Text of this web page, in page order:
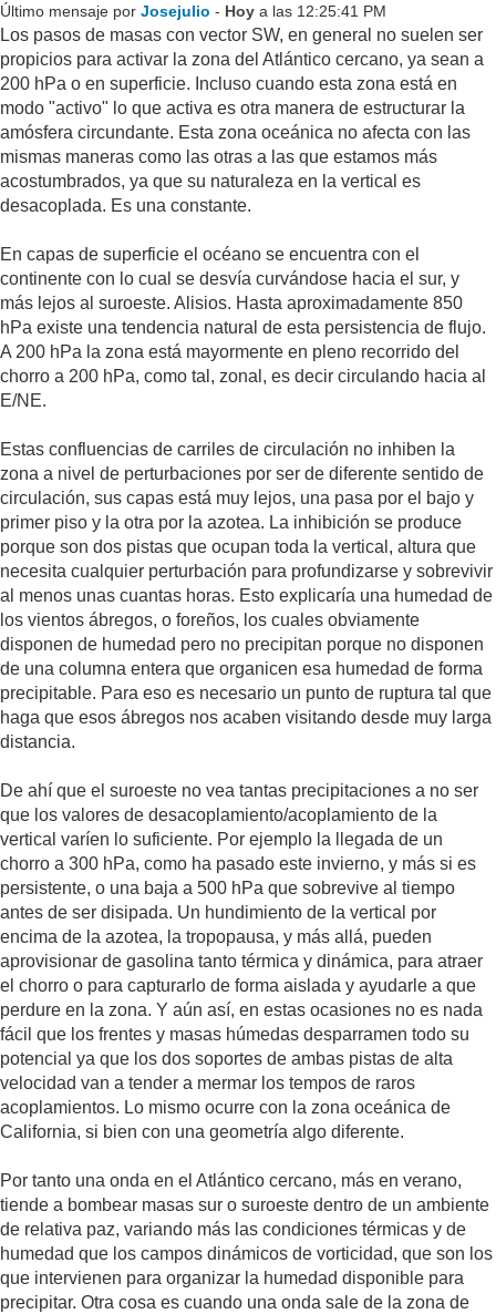
Último mensaje por Josejulio - Hoy a las 12:25:41 PM
Los pasos de masas con vector SW, en general no suelen ser
propicios para activar la zona del Atlántico cercano, ya sean a
200 hPa o en superficie. Incluso cuando esta zona está en
modo "activo" lo que activa es otra manera de estructurar la
amósfera circundante. Esta zona oceánica no afecta con las
mismas maneras como las otras a las que estamos más
acostumbrados, ya que su naturaleza en la vertical es
desacoplada. Es una constante.
En capas de superficie el océano se encuentra con el
continente con lo cual se desvía curvándose hacia el sur, y
más lejos al suroeste. Alisios. Hasta aproximadamente 850
hPa existe una tendencia natural de esta persistencia de flujo.
A 200 hPa la zona está mayormente en pleno recorrido del
chorro a 200 hPa, como tal, zonal, es decir circulando hacia al
E/NE.
Estas confluencias de carriles de circulación no inhiben la
zona a nivel de perturbaciones por ser de diferente sentido de
circulación, sus capas está muy lejos, una pasa por el bajo y
primer piso y la otra por la azotea. La inhibición se produce
porque son dos pistas que ocupan toda la vertical, altura que
necesita cualquier perturbación para profundizarse y sobrevivir
al menos unas cuantas horas. Esto explicaría una humedad de
los vientos ábregos, o foreños, los cuales obviamente
disponen de humedad pero no precipitan porque no disponen
de una columna entera que organicen esa humedad de forma
precipitable. Para eso es necesario un punto de ruptura tal que
haga que esos ábregos nos acaben visitando desde muy larga
distancia.
De ahí que el suroeste no vea tantas precipitaciones a no ser
que los valores de desacoplamiento/acoplamiento de la
vertical varíen lo suficiente. Por ejemplo la llegada de un
chorro a 300 hPa, como ha pasado este invierno, y más si es
persistente, o una baja a 500 hPa que sobrevive al tiempo
antes de ser disipada. Un hundimiento de la vertical por
encima de la azotea, la tropopausa, y más allá, pueden
aprovisionar de gasolina tanto térmica y dinámica, para atraer
el chorro o para capturarlo de forma aislada y ayudarle a que
perdure en la zona. Y aún así, en estas ocasiones no es nada
fácil que los frentes y masas húmedas desparramen todo su
potencial ya que los dos soportes de ambas pistas de alta
velocidad van a tender a mermar los tempos de raros
acoplamientos. Lo mismo ocurre con la zona oceánica de
California, si bien con una geometría algo diferente.
Por tanto una onda en el Atlántico cercano, más en verano,
tiende a bombear masas sur o suroeste dentro de un ambiente
de relativa paz, variando más las condiciones térmicas y de
humedad que los campos dinámicos de vorticidad, que son los
que intervienen para organizar la humedad disponible para
precipitar. Otra cosa es cuando una onda sale de la zona de